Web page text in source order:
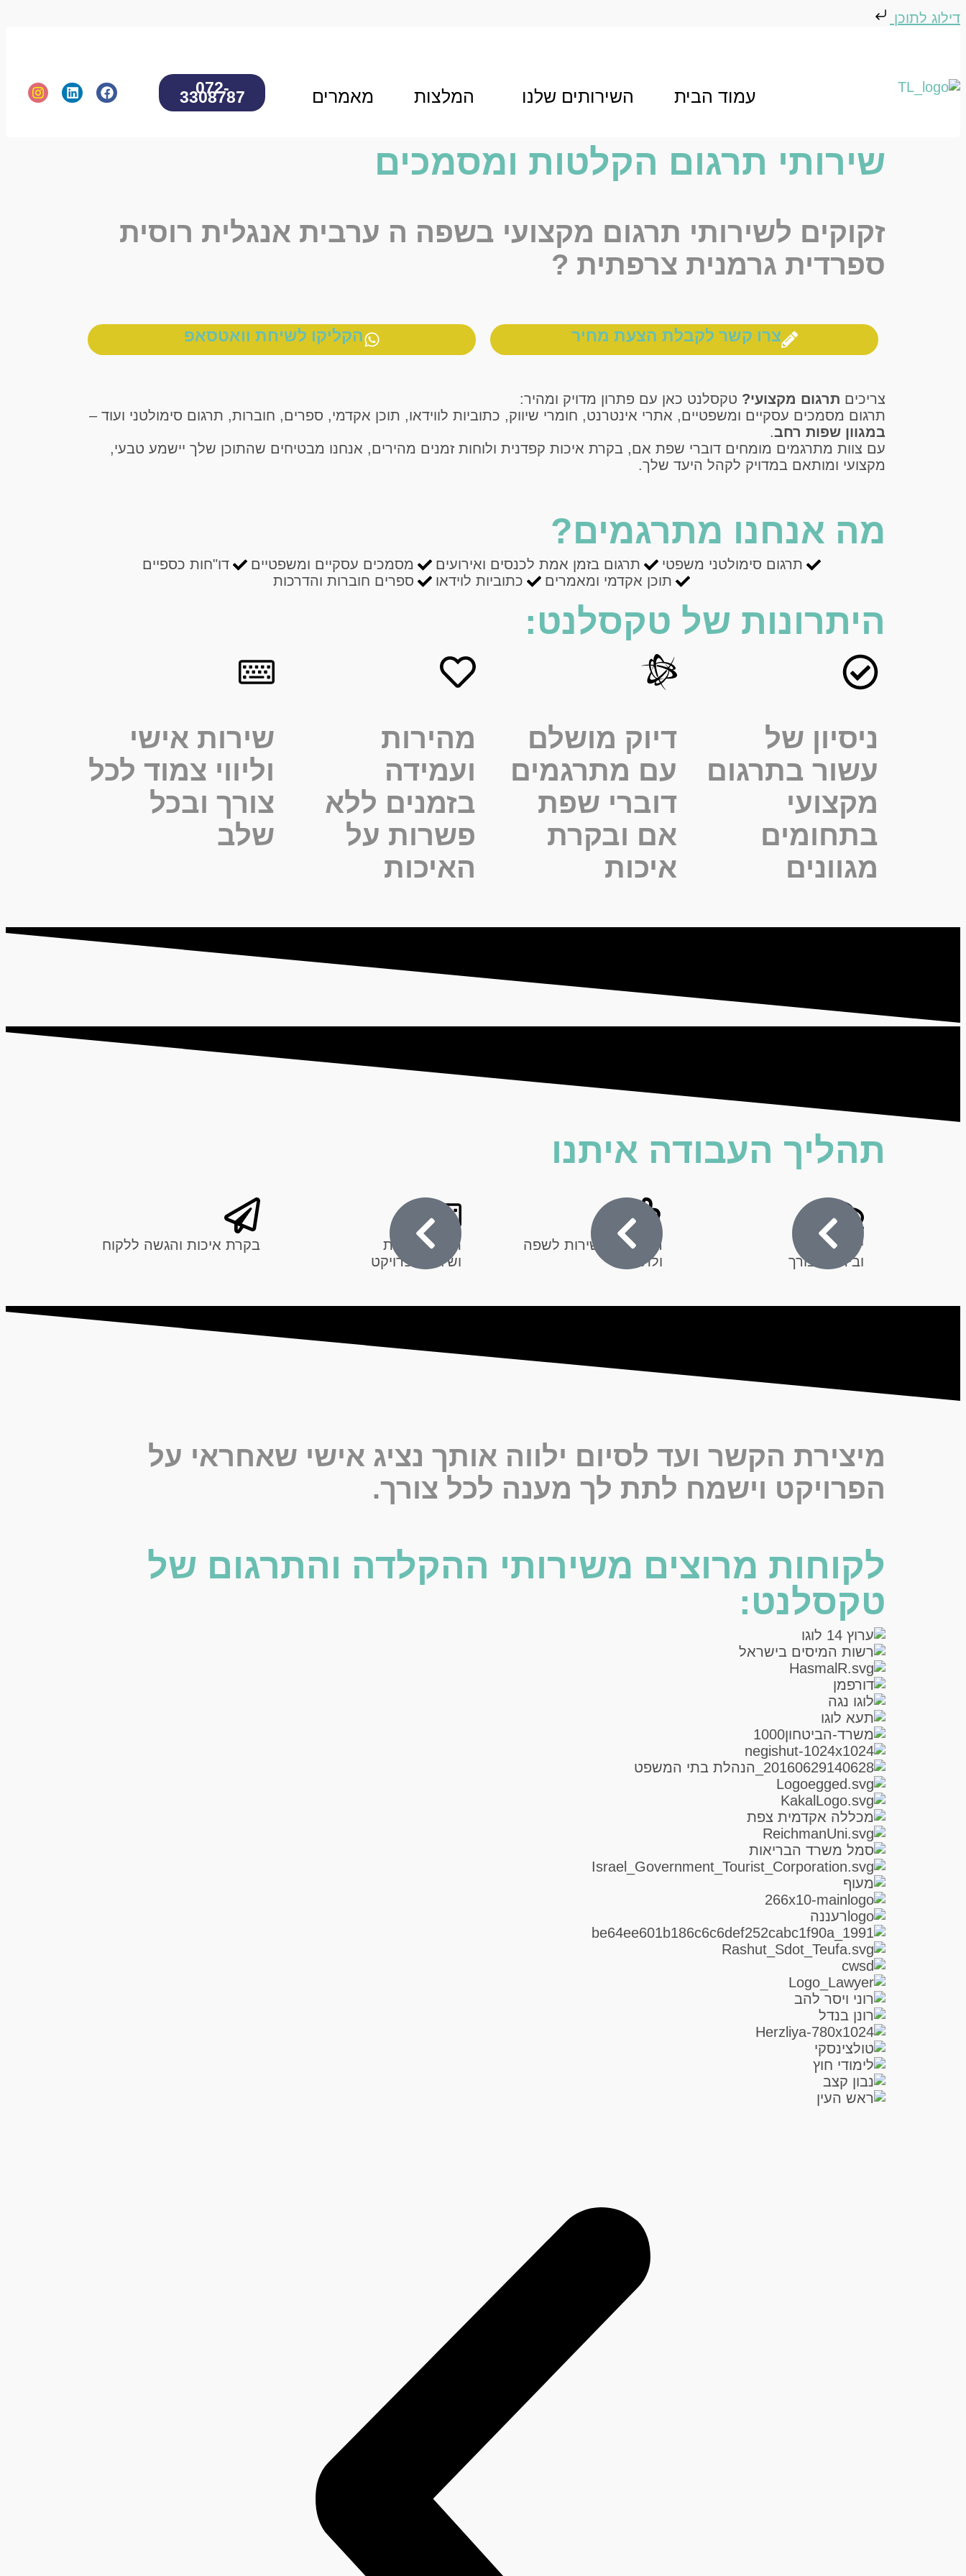
דילוג לתוכן
עמוד הבית השירותים שלנו המלצות מאמרים 072-
3308787
שירותי תרגום הקלטות ומסמכים
זקוקים לשירותי תרגום מקצועי בשפה ה ערבית אנגלית רוסית
ספרדית גרמנית צרפתית ?
צרו קשר לקבלת הצעת מחיר הקליקו לשיחת וואטסאפ
צריכים תרגום מקצועי? טקסלנט כאן עם פתרון מדויק ומהיר:
תרגום מסמכים עסקיים ומשפטיים, אתרי אינטרנט, חומרי שיווק, כתוביות לווידאו, תוכן אקדמי, ספרים, חוברות, תרגום סימולטני ועוד –
במגוון שפות רחב.
עם צוות מתרגמים מומחים דוברי שפת אם, בקרת איכות קפדנית ולוחות זמנים מהירים, אנחנו מבטיחים שהתוכן שלך יישמע טבעי,
מקצועי ומותאם במדויק לקהל היעד שלך.
מה אנחנו מתרגמים?
תרגום סימולטני משפטי תרגום בזמן אמת לכנסים ואירועים מסמכים עסקיים ומשפטיים
דו"חות כספיים
תוכן אקדמי ומאמרים
כתוביות לוידאו ספרים חוברות והדרכות
היתרונות של טקסלנט:
ניסיון של
עשור בתרגום
מקצועי
בתחומים
מגוונים
דיוק מושלם
עם מתרגמים
דוברי שפת
אם ובקרת
איכות
מהירות
ועמידה
בזמנים ללא
פשרות על
האיכות
שירות אישי
וליווי צמוד לכל
צורך ובכל
שלב
תהליך העבודה איתנו
יצירת קשר
ובירור הצורך
התאמת השירות לשפה
ולתחום
תיאום ציפיות
ושיגור הפרויקט
בקרת איכות והגשה ללקוח
מיצירת הקשר ועד לסיום ילווה אותך נציג אישי שאחראי על
הפרויקט וישמח לתת לך מענה לכל צורך.
לקוחות מרוצים משירותי ההקלדה והתרגום של
טקסלנט: